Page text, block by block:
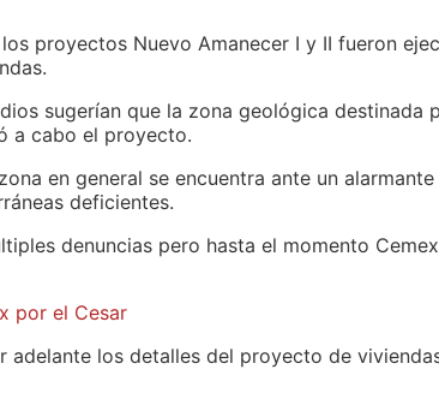
proyectos Nuevo Amanecer I y II fueron
sugerían que la zona geológica destinada
a cabo el proyecto.
en general se encuentra ante un
deficientes.
denuncias pero hasta el momento
por el Cesar
los detalles del proyecto de